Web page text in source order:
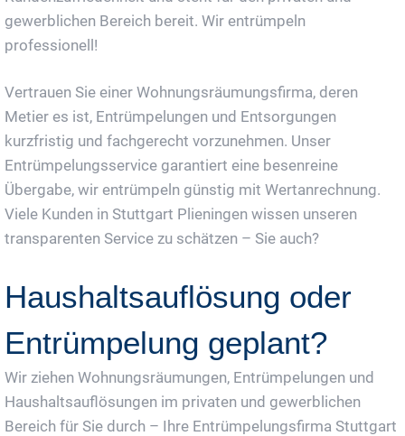
gewerblichen Bereich bereit. Wir entrümpeln
professionell!
Vertrauen Sie einer Wohnungsräumungsfirma, deren
Metier es ist, Entrümpelungen und Entsorgungen
kurzfristig und fachgerecht vorzunehmen. Unser
Entrümpelungsservice garantiert eine besenreine
Übergabe, wir entrümpeln günstig mit Wertanrechnung.
Viele Kunden in Stuttgart Plieningen wissen unseren
transparenten Service zu schätzen – Sie auch?
Haushaltsauflösung oder
Entrümpelung geplant?
Wir ziehen Wohnungsräumungen, Entrümpelungen und
Haushaltsauflösungen im privaten und gewerblichen
Bereich für Sie durch – Ihre Entrümpelungsfirma Stuttgart